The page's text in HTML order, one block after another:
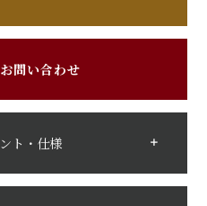
問い合わせ
ト・仕様